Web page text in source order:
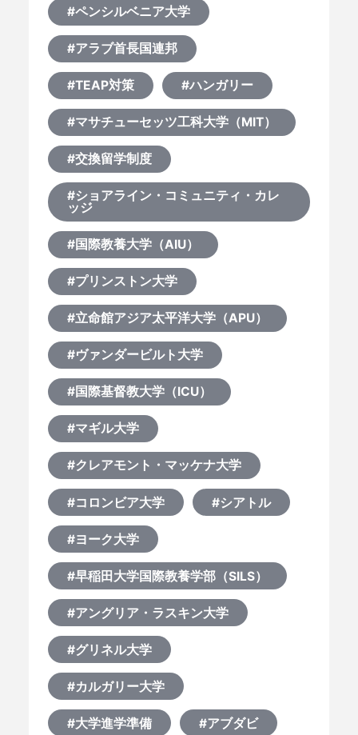
#ペンシルベニア大学
#アラブ首長国連邦
#TEAP対策 #ハンガリー
#マサチューセッツ工科大学（MIT）
#交換留学制度
#ショアライン・コミュニティ・カレ
ッジ
#国際教養大学（AIU）
#プリンストン大学
#立命館アジア太平洋大学（APU）
#ヴァンダービルト大学
#国際基督教大学（ICU）
#マギル大学
#クレアモント・マッケナ大学
#コロンビア大学 #シアトル
#ヨーク大学
#早稲田大学国際教養学部（SILS）
#アングリア・ラスキン大学
#グリネル大学
#カルガリー大学
#大学進学準備 #アブダビ